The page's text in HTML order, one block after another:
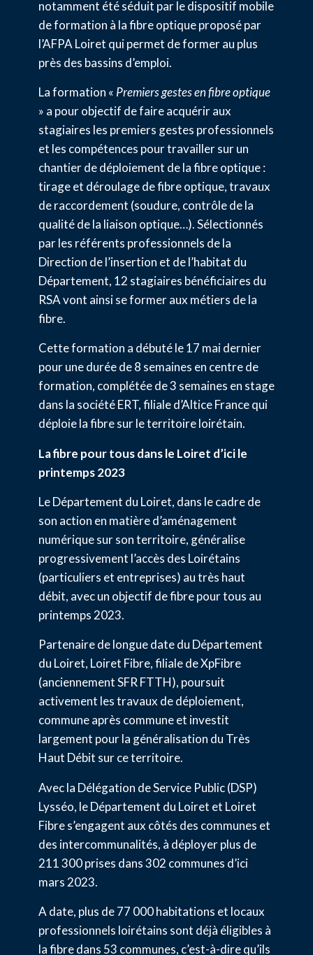
notamment été séduit par le dispositif mobile
de formation à la fibre optique proposé par
l’AFPA Loiret qui permet de former au plus
près des bassins d’emploi.
La formation « Premiers gestes en fibre optique
» a pour objectif de faire acquérir aux
stagiaires les premiers gestes professionnels
et les compétences pour travailler sur un
chantier de déploiement de la fibre optique :
tirage et déroulage de fibre optique, travaux
de raccordement (soudure, contrôle de la
qualité de la liaison optique…). Sélectionnés
par les référents professionnels de la
Direction de l’insertion et de l’habitat du
Département, 12 stagiaires bénéficiaires du
RSA vont ainsi se former aux métiers de la
fibre.
Cette formation a débuté le 17 mai dernier
pour une durée de 8 semaines en centre de
formation, complétée de 3 semaines en stage
dans la société ERT, filiale d’Altice France qui
déploie la fibre sur le territoire loirétain.
La fibre pour tous dans le Loiret d’ici le
printemps 2023
Le Département du Loiret, dans le cadre de
son action en matière d’aménagement
numérique sur son territoire, généralise
progressivement l’accès des Loirétains
(particuliers et entreprises) au très haut
débit, avec un objectif de fibre pour tous au
printemps 2023.
Partenaire de longue date du Département
du Loiret, Loiret Fibre, filiale de XpFibre
(anciennement SFR FTTH), poursuit
activement les travaux de déploiement,
commune après commune et investit
largement pour la généralisation du Très
Haut Débit sur ce territoire.
Avec la Délégation de Service Public (DSP)
Lysséo, le Département du Loiret et Loiret
Fibre s’engagent aux côtés des communes et
des intercommunalités, à déployer plus de
211 300 prises dans 302 communes d’ici
mars 2023.
A date, plus de 77 000 habitations et locaux
professionnels loirétains sont déjà éligibles à
la fibre dans 53 communes, c’est-à-dire qu’ils